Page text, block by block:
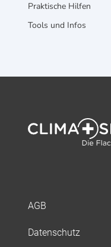
Praktische Hilfen
Tools und Infos
AGB
Datenschutz